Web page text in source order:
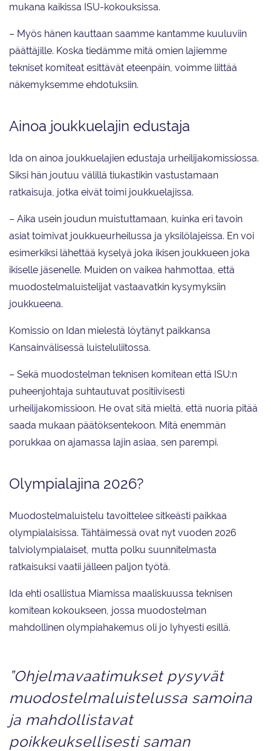
mukana kaikissa ISU-kokouksissa.
– Myös hänen kauttaan saamme kantamme kuuluviin
päättäjille. Koska tiedämme mitä omien lajiemme
tekniset komiteat esittävät eteenpäin, voimme liittää
näkemyksemme ehdotuksiin.
Ainoa joukkuelajin edustaja
Ida on ainoa joukkuelajien edustaja urheilijakomissiossa.
Siksi hän joutuu välillä tiukastikin vastustamaan
ratkaisuja, jotka eivät toimi joukkuelajissa.
– Aika usein joudun muistuttamaan, kuinka eri tavoin
asiat toimivat joukkueurheilussa ja yksilölajeissa. En voi
esimerkiksi lähettää kyselyä joka ikisen joukkueen joka
ikiselle jäsenelle. Muiden on vaikea hahmottaa, että
muodostelmaluistelijat vastaavatkin kysymyksiin
joukkueena.
Komissio on Idan mielestä löytänyt paikkansa
Kansainvälisessä luisteluliitossa.
– Sekä muodostelman teknisen komitean että ISU:n
puheenjohtaja suhtautuvat positiivisesti
urheilijakomissioon. He ovat sitä mieltä, että nuoria pitää
saada mukaan päätöksentekoon. Mitä enemmän
porukkaa on ajamassa lajin asiaa, sen parempi.
Olympialajina 2026?
Muodostelmaluistelu tavoittelee sitkeästi paikkaa
olympialaisissa. Tähtäimessä ovat nyt vuoden 2026
talviolympialaiset, mutta polku suunnitelmasta
ratkaisuksi vaatii jälleen paljon työtä.
Ida ehti osallistua Miamissa maaliskuussa teknisen
komitean kokoukseen, jossa muodostelman
mahdollinen olympiahakemus oli jo lyhyesti esillä.
”Ohjelmavaatimukset pysyvät
muodostelmaluistelussa samoina
ja mahdollistavat
poikkeuksellisesti saman